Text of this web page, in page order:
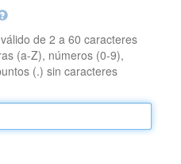
de 2 a 60 caracteres
(a-Z), números (0-9),
(.) sin caracteres